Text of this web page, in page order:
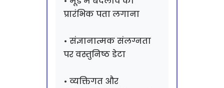
प्रारंभिक पता लगाना
• संज्ञानात्मक संलग्नता
पर वस्तुनिष्ठ डेटा
• व्यक्तिगत और